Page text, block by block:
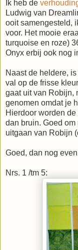
Ik heb de
Ludwig van
ooit samengesteld,
voor. Het mooie
turquoise en roze)
Onyx erbij ook nog
Naast de heldere,
val op de frisse
gaat uit van Robijn,
genomen omdat je
Hierdoor worden
dan bruin. Goed
uitgaan van Robijn
Goed, dan nog
Nrs. 1 /tm 5: